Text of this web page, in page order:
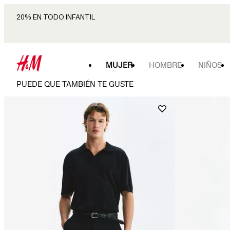
20% EN TODO INFANTIL
MUJER HOMBRE NIÑOS
PUEDE QUE TAMBIÉN TE GUSTE